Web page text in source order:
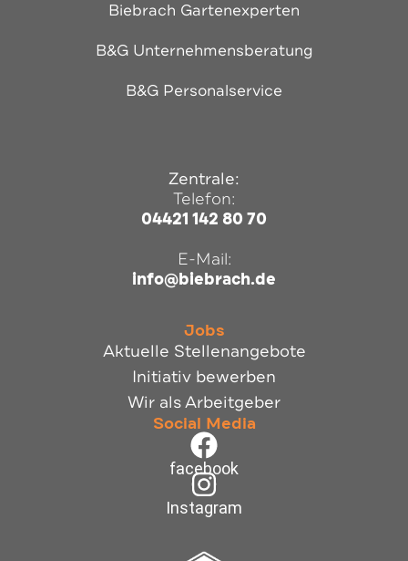
Biebrach Gartenexperten
B&G Unternehmensberatung
B&G Personalservice
Zentrale:
Telefon:
04421 142 80 70
E-Mail:
info@biebrach.de
Jobs
Aktuelle Stellenangebote
Initiativ bewerben
Wir als Arbeitgeber
Social Media
facebook
Instagram